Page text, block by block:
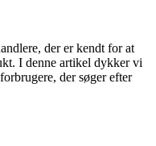
der er kendt for at
I denne artikel dykker vi
der søger efter